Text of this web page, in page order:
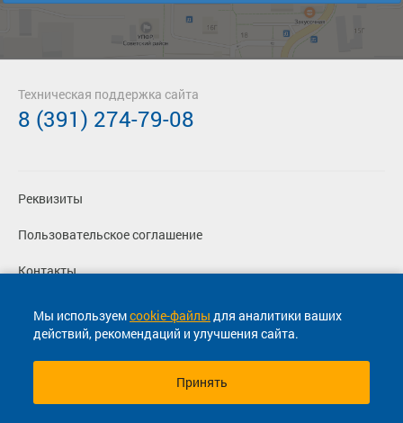
Мы используемcookie-файлы для аналитики ваших
действий, рекомендаций и улучшения сайта.
Принять
Реквизиты
Пользовательское соглашение
Контакты
Политика конфиденциальности
Перевозчикам
Техническая поддержка сайта
8 (391) 274-79-08
© 2013-2026, ООО "Капитал"- Онлайн сервис продажи